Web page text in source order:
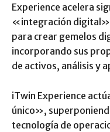
Experience acelera
«integración digital»
para crear gemelos
incorporando sus
de activos, análisis y
iTwin Experience
único»,
tecnología de